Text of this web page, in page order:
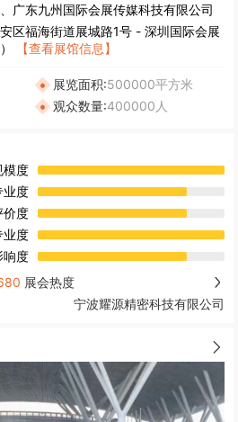
广东九州国际会展传媒科技有限公司
区福海街道展城路1号 - 深圳国际会展
【查看展馆信息】
展览面积:500000平方米
观众数量:400000人
模度
业度
价度
业度
响度
展会热度
宁波耀源精密科技有限公司